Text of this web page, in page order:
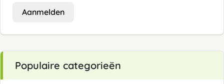
Aanmelden
Populaire categorieën